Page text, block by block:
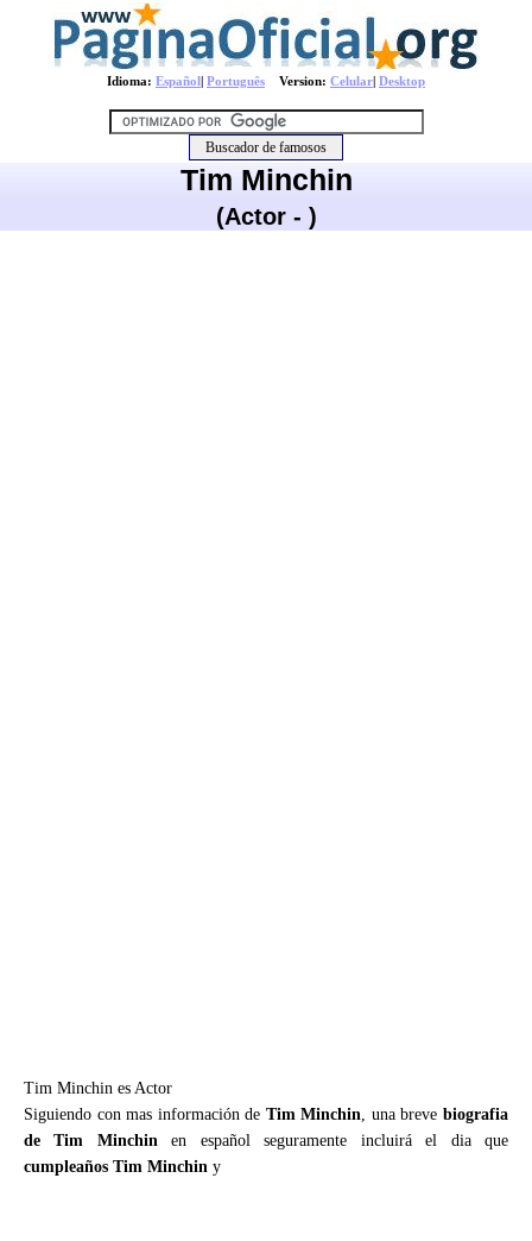
Idioma: Español| Português Version: Celular| Desktop
Tim Minchin
(Actor - )
Tim Minchin es Actor
Siguiendo con mas información de Tim Minchin, una brevebiografia
de Tim Minchinen español seguramente incluirá el dia que
cumpleaños Tim Minchin y